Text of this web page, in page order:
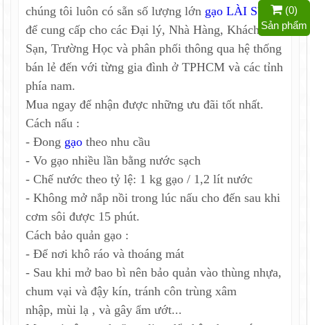
chúng tôi luôn có sẵn số lượng lớn gạo LÀI SỮA
để cung cấp cho các Đại lý, Nhà Hàng, Khách
Sạn, Trường Học và phân phối thông qua hệ thống
bán lẻ đến với từng gia đình ở TPHCM và các tỉnh
phía nam.
Mua ngay để nhận được những ưu đãi tốt nhất.
Cách nấu :
- Đong gạo theo nhu cầu
- Vo gạo nhiều lần bằng nước sạch
- Chế nước theo tỷ lệ: 1 kg gạo / 1,2 lít nước
- Không mở nắp nồi trong lúc nấu cho đến sau khi
cơm sôi được 15 phút.
Cách bảo quản gạo :
- Để nơi khô ráo và thoáng mát
- Sau khi mở bao bì nên bảo quản vào thùng nhựa,
chum vại và đậy kín, tránh côn trùng xâm
nhập, mùi lạ , và gây ẩm ướt...
(0)
Sản phẩm